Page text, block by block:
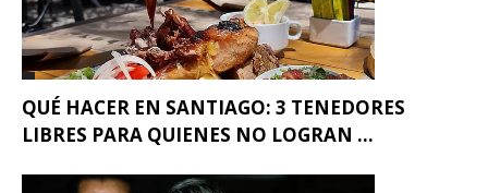
QUÉ HACER EN SANTIAGO: 3 TENEDORES
LIBRES PARA QUIENES NO LOGRAN ...